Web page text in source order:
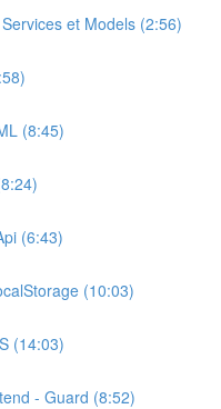
et Models (2:56)
(8:45)
(6:43)
(10:03)
(14:03)
- Guard (8:52)